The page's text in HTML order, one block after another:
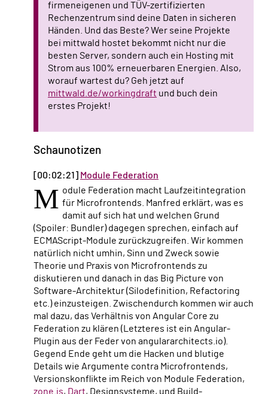
firmeneigenen und TÜV-zertifizierten
Rechenzentrum sind deine Daten in sicheren
Händen. Und das Beste? Wer seine Projekte
bei mittwald hostet bekommt nicht nur die
besten Server, sondern auch ein Hosting mit
Strom aus 100% erneuerbaren Energien. Also,
worauf wartest du? Geh jetzt auf
mittwald.de/workingdraft und buch dein
erstes Projekt!
Schaunotizen
[00:02:21] Module Federation
M odule Federation macht Laufzeitintegration
für Microfrontends. Manfred erklärt, was es
damit auf sich hat und welchen Grund
(Spoiler: Bundler) dagegen sprechen, einfach auf
ECMAScript-Module zurückzugreifen. Wir kommen
natürlich nicht umhin, Sinn und Zweck sowie
Theorie und Praxis von Microfrontends zu
diskutieren und danach in das Big Picture von
Software-Architektur (Silodefinition, Refactoring
etc.) einzusteigen. Zwischendurch kommen wir auch
mal dazu, das Verhältnis von Angular Core zu
Federation zu klären (Letzteres ist ein Angular-
Plugin aus der Feder von angulararchitects.io).
Gegend Ende geht um die Hacken und blutige
Details wie Argumente contra Microfrontends,
Versionskonflikte im Reich von Module Federation,
zone.js, Dart, Designsysteme, und Build-